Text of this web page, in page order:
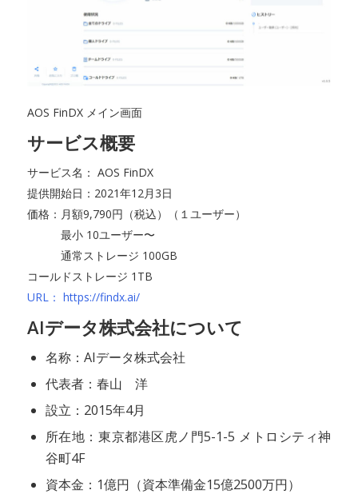
AOS FinDX メイン画面
サービス概要
サービス名： AOS FinDX
提供開始日：2021年12月3日
価格：月額9,790円（税込）（１ユーザー）
最小 10ユーザー〜
通常ストレージ 100GB
コールドストレージ 1TB
URL： https://findx.ai/
AIデータ株式会社について
名称：AIデータ株式会社
代表者：春山 洋
設立：2015年4月
所在地：東京都港区虎ノ門5-1-5 メトロシティ神
谷町4F
資本金：1億円（資本準備金15億2500万円）